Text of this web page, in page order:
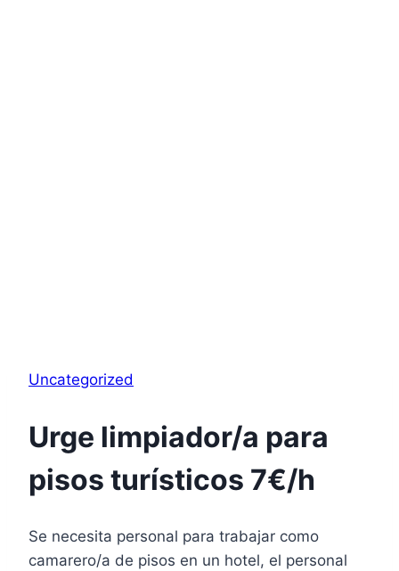
Uncategorized
Urge limpiador/a para
pisos turísticos 7€/h
Se necesita personal para trabajar como
camarero/a de pisos en un hotel, el personal